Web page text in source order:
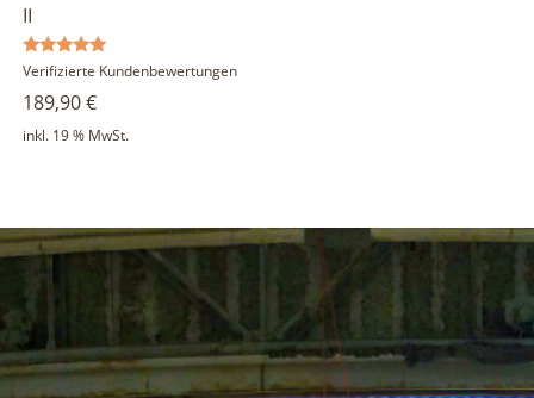
II
Bewertet
5.00
von 5
Verifizierte Kundenbewertungen
189,90€
inkl. 19 % MwSt.